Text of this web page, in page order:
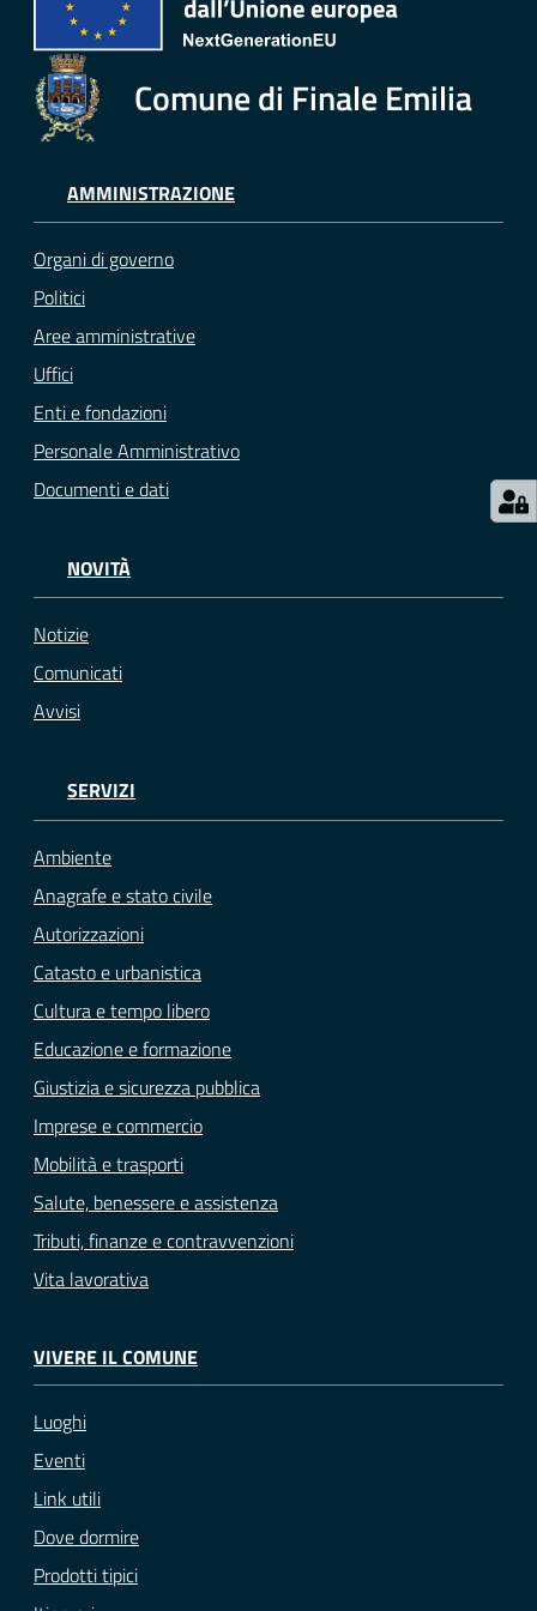
Sportello
telematico
Tutti
gli
argomenti...
Seguici
su
Comune di Finale Emilia
AMMINISTRAZIONE
Organi di governo
Politici
Aree amministrative
Uffici
Enti e fondazioni
Personale Amministrativo
Documenti e dati
NOVITÀ
Notizie
Comunicati
Avvisi
SERVIZI
Ambiente
Anagrafe e stato civile
Autorizzazioni
Catasto e urbanistica
Cultura e tempo libero
Educazione e formazione
Giustizia e sicurezza pubblica
Imprese e commercio
Mobilità e trasporti
Salute, benessere e assistenza
Tributi, finanze e contravvenzioni
Vita lavorativa
VIVERE IL COMUNE
Luoghi
Eventi
Link utili
Dove dormire
Prodotti tipici